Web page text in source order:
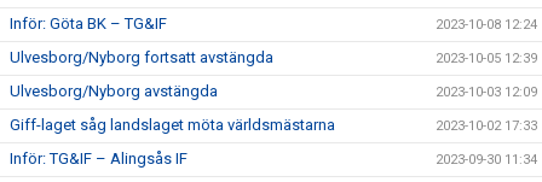
Inför: Göta BK – TG&IF 2023-10-08 12:24
Ulvesborg/Nyborg fortsatt avstängda 2023-10-05 12:39
Ulvesborg/Nyborg avstängda 2023-10-03 12:09
Giff-laget såg landslaget möta världsmästarna 2023-10-02 17:33
Inför: TG&IF – Alingsås IF 2023-09-30 11:34